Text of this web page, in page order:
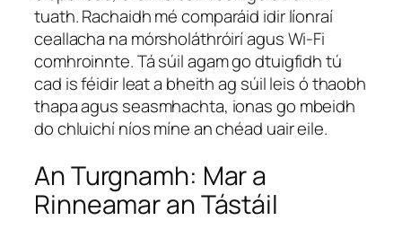
tuath. Rachaidh mé comparáid idir líonraí
ceallacha na mórsholáthróirí agus Wi-Fi
comhroinnte. Tá súil agam go dtuigfidh tú
cad is féidir leat a bheith ag súil leis ó thaobh
thapa agus seasmhachta, ionas go mbeidh
do chluichí níos míne an chéad uair eile.
An Turgnamh: Mar a
Rinneamar an Tástáil